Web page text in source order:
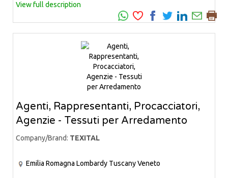
View full description
Agenti, Rappresentanti, Procacciatori,
Agenzie - Tessuti per Arredamento
Company/Brand: TEXITAL
Emilia Romagna Lombardy TuscanyVeneto